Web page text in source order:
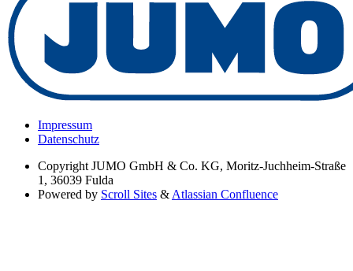
Impressum
Datenschutz
Copyright JUMO GmbH & Co. KG, Moritz-Juchheim-Straße
1, 36039 Fulda
Powered by Scroll Sites & Atlassian Confluence